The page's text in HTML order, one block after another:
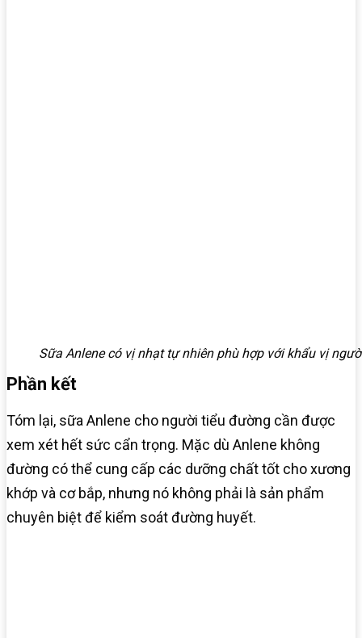
Sữa Anlene có vị nhạt tự nhiên phù hợp với khẩu vị
Phần kết
Tóm lại, sữa Anlene cho người tiểu đường cần được
xem xét hết sức cẩn trọng. Mặc dù Anlene không
đường có thể cung cấp các dưỡng chất tốt cho xương
khớp và cơ bắp, nhưng nó không phải là sản phẩm
chuyên biệt để kiểm soát đường huyết.